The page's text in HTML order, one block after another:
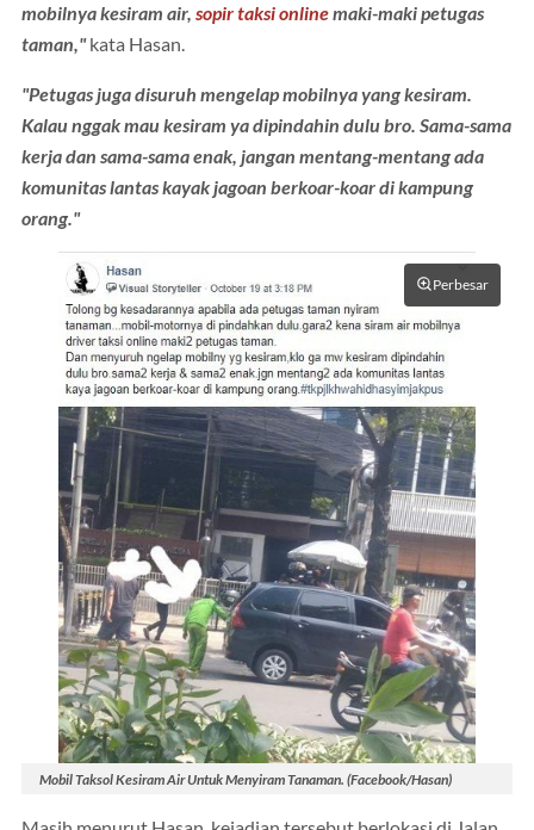
mobilnya kesiram air, sopir taksi onlinemaki-maki petugas
taman,"kata Hasan.
"Petugas juga disuruh mengelap mobilnya yang kesiram.
Kalau nggak mau kesiram ya dipindahin dulu bro. Sama-sama
kerja dan sama-sama enak, jangan mentang-mentang ada
komunitas lantas kayak jagoan berkoar-koar di kampung
orang."
Perbesar
Mobil Taksol Kesiram Air Untuk Menyiram Tanaman. (Facebook/Hasan)